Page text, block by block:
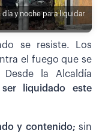
día y noche para liquidar
se resiste. Los
el fuego que se
la Alcaldía
liquidado este
y contenido; sin